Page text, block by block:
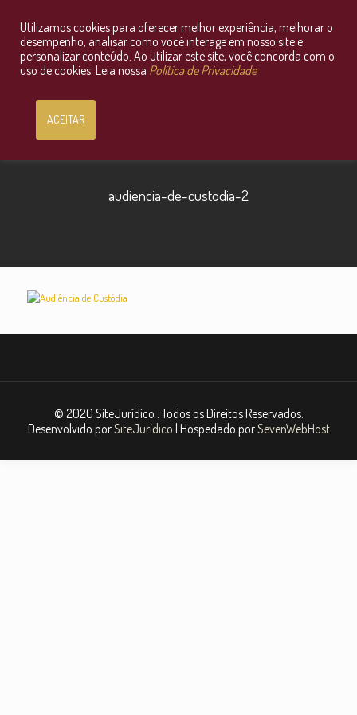
Consultoria Jurídica OnLine
audiencia-de-custodia-2
© 2020 SiteJurídico . Todos os Direitos Reservados.
Desenvolvido porSiteJurídico | Hospedado porSevenWebHost
Utilizamos cookies para oferecer melhor experiência, melhorar o
desempenho, analisar como você interage em nosso site e
personalizar conteúdo. Ao utilizar este site, você concorda com o
uso de cookies. Leia nossa Política de Privacidade
ACEITAR